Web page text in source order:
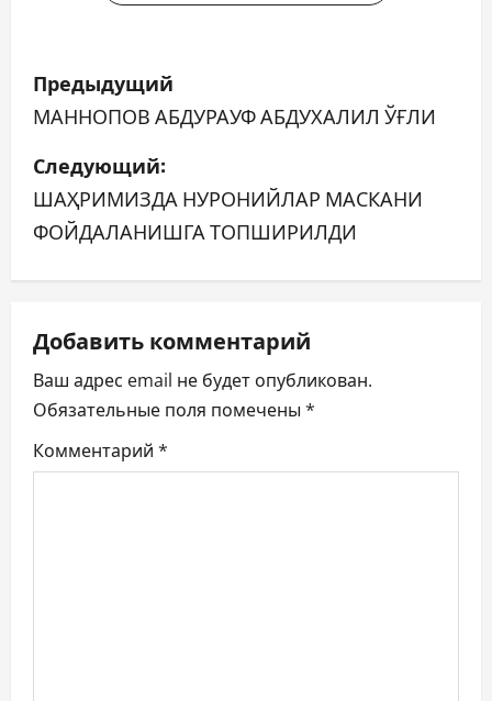
Н
а
в
и
г
ц
и
я
п
Предыдущий
МАННОПОВ АБДУРАУФ АБДУХАЛИЛ ЎҒЛИ
Следующий:
ШАҲРИМИЗДА НУРОНИЙЛАР МАСКАНИ
ФОЙДАЛАНИШГА ТОПШИРИЛДИ
Добавить комментарий
Ваш адрес email не будет опубликован.
Обязательные поля помечены *
Комментарий *